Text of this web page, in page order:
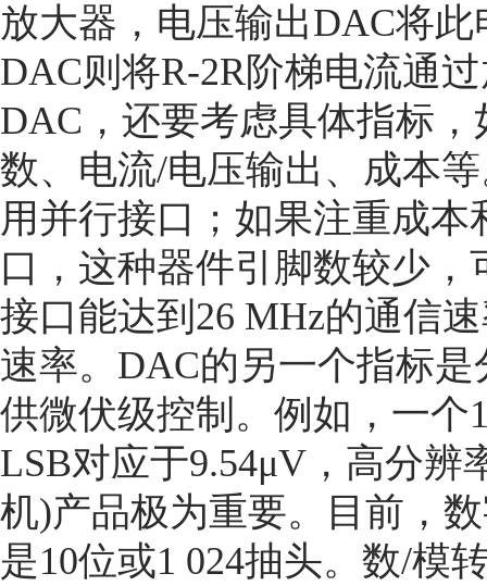
放大器，电压输出DAC将
DAC则将R-2R阶梯电流通
DAC，还要考虑具体指标
数、电流/电压输出、成本
用并行接口；如果注重成
口，这种器件引脚数较少
接口能达到26 MHz的通信
速率。DAC的另一个指标
供微伏级控制。例如，一个
LSB对应于9.54μV，高分
机)产品极为重要。目前，
是10位或1 024抽头。数/模